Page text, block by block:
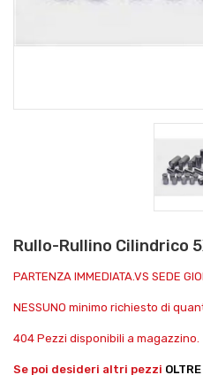
Rullo-Rullino Cilindrico
PARTENZA IMMEDIATA.VS SEDE
NESSUNO minimo richiesto di
404 Pezzi disponibili a magazzino.
Se poi desideri altri pezzi OLTRE